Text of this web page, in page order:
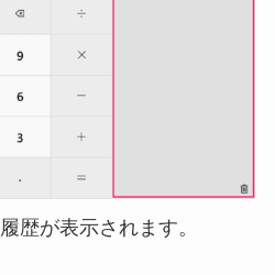
歴が表示されます。